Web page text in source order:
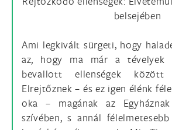
belsejében
Ami legkivált sürgeti, hogy
az, hogy ma már a tévelyek
bevallott ellenségek között
Elrejtőznek – és ez igen élénk
oka – magának az
szívében, s annál